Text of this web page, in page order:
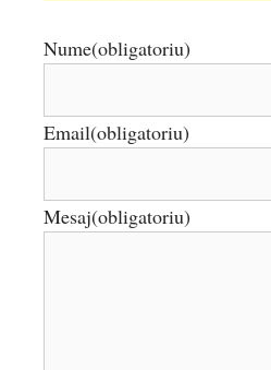
Nume(obligatoriu)
Email(obligatoriu)
Mesaj(obligatoriu)